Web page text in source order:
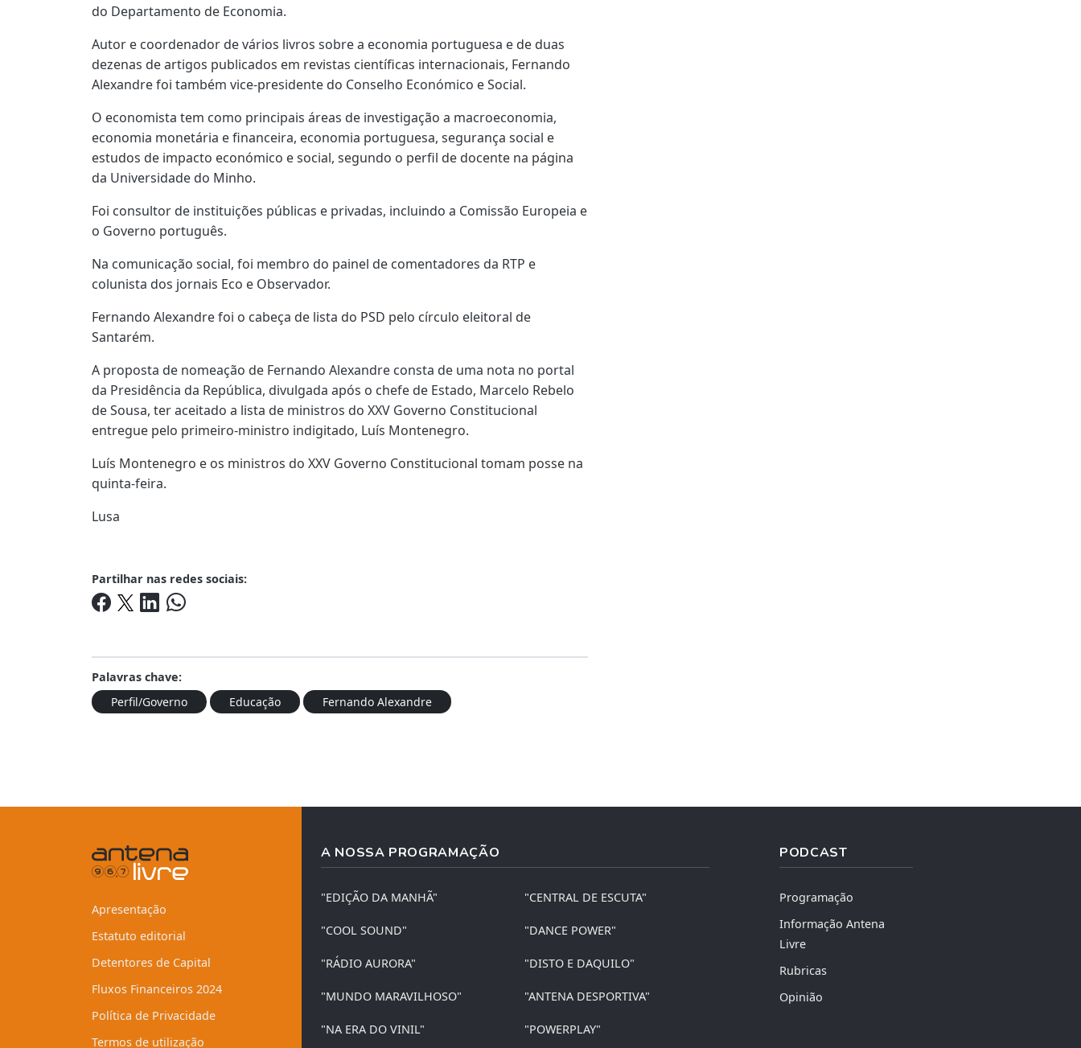
do Departamento de Economia.
Autor e coordenador de vários livros sobre a economia portuguesa e de duas
dezenas de artigos publicados em revistas científicas internacionais, Fernando
Alexandre foi também vice-presidente do Conselho Económico e Social.
O economista tem como principais áreas de investigação a macroeconomia,
economia monetária e financeira, economia portuguesa, segurança social e
estudos de impacto económico e social, segundo o perfil de docente na página
da Universidade do Minho.
Foi consultor de instituições públicas e privadas, incluindo a Comissão Europeia e
o Governo português.
Na comunicação social, foi membro do painel de comentadores da RTP e
colunista dos jornais Eco e Observador.
Fernando Alexandre foi o cabeça de lista do PSD pelo círculo eleitoral de
Santarém.
A proposta de nomeação de Fernando Alexandre consta de uma nota no portal
da Presidência da República, divulgada após o chefe de Estado, Marcelo Rebelo
de Sousa, ter aceitado a lista de ministros do XXV Governo Constitucional
entregue pelo primeiro-ministro indigitado, Luís Montenegro.
Luís Montenegro e os ministros do XXV Governo Constitucional tomam posse na
quinta-feira.
Lusa
Partilhar nas redes sociais:
Palavras chave:
Perfil/Governo
Educação Fernando Alexandre
Apresentação
Estatuto editorial
Detentores de Capital
Fluxos Financeiros 2024
Política de Privacidade
Termos de utilização
A NOSSA PROGRAMAÇÃO
"EDIÇÃO DA MANHÃ" "CENTRAL DE ESCUTA"
"COOL SOUND" "DANCE POWER"
"RÁDIO AURORA" "DISTO E DAQUILO"
"MUNDO MARAVILHOSO" "ANTENA DESPORTIVA"
"NA ERA DO VINIL" "POWERPLAY"
PODCAST
Programação
Informação Antena
Livre
Rubricas
Opinião